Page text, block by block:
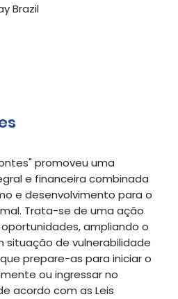
Brazil
promoveu uma
e financeira combinada
e desenvolvimento para o
Trata-se de uma ação
ampliando o
situação de vulnerabilidade
prepare-as para iniciar o
ou ingressar no
acordo com as Leis